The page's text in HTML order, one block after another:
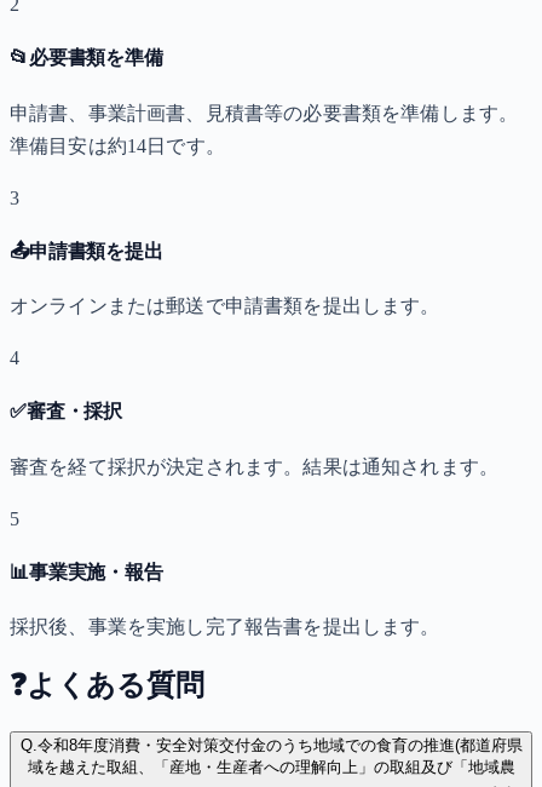
2
📂 必要書類を準備
申請書、事業計画書、見積書等の必要書類を準備します。
準備目安は約14日です。
3
📤申請書類を提出
オンラインまたは郵送で申請書類を提出します。
4
✅審査・採択
審査を経て採択が決定されます。結果は通知されます。
5
📊事業実施・報告
採択後、事業を実施し完了報告書を提出します。
❓よくある質問
Q.令和8年度消費・安全対策交付金のうち地域での食育の推進(都道府県
域を越えた取組、「産地・生産者への理解向上」の取組及び「地域農